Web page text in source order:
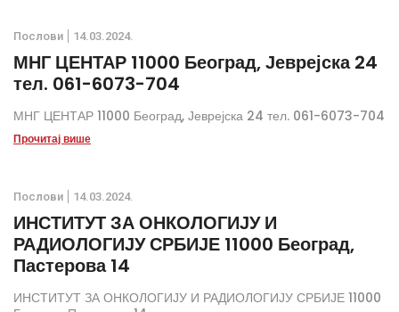
Послови 14.03.2024.
МНГ ЦЕНТАР 11000 Београд, Јеврејска 24
тел. 061-6073-704
МНГ ЦЕНТАР 11000 Београд, Јеврејска 24 тел. 061-6073-704
Прочитај више
Послови 14.03.2024.
ИНСТИТУТ ЗА ОНКОЛОГИЈУ И
РАДИОЛОГИЈУ СРБИЈЕ 11000 Београд,
Пастерова 14
ИНСТИТУТ ЗА ОНКОЛОГИЈУ И РАДИОЛОГИЈУ СРБИЈЕ 11000